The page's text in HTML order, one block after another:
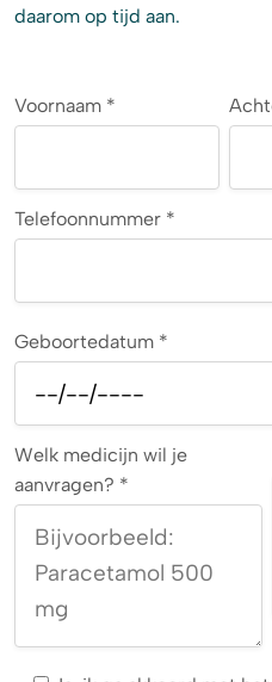
daarom op tijd aan.
Voornaam *
Telefoonnummer *
Geboortedatum *
Welk medicijn wil je
aanvragen? *